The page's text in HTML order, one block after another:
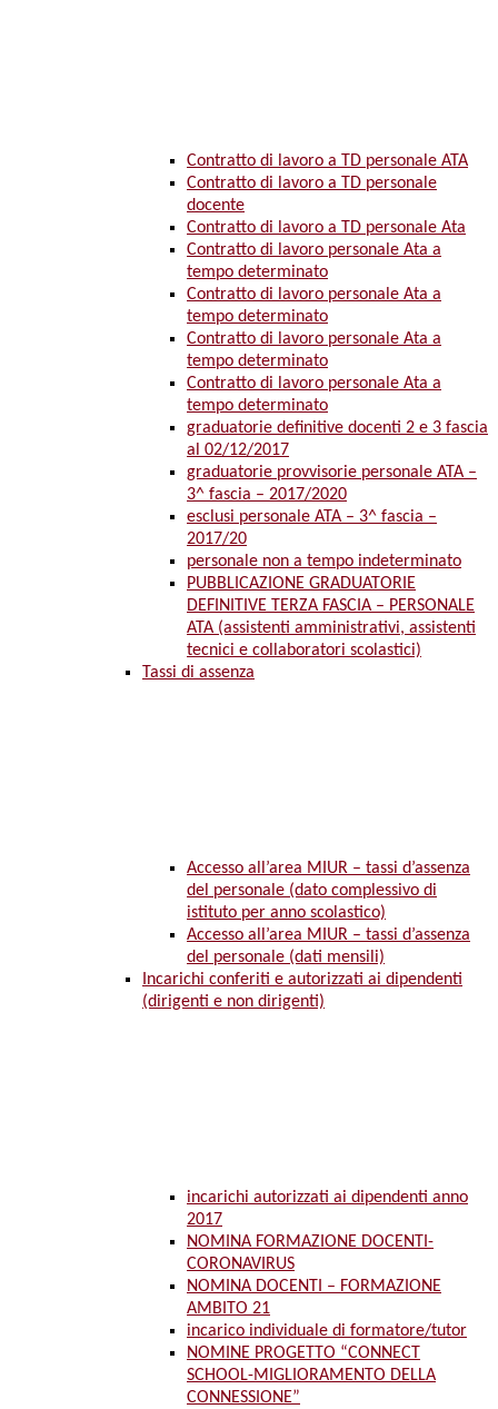
Contratto di lavoro a TD personale ATA
Contratto di lavoro a TD personale
docente
Contratto di lavoro a TD personale Ata
Contratto di lavoro personale Ata a
tempo determinato
Contratto di lavoro personale Ata a
tempo determinato
Contratto di lavoro personale Ata a
tempo determinato
Contratto di lavoro personale Ata a
tempo determinato
graduatorie definitive docenti 2 e 3 fascia
al 02/12/2017
graduatorie provvisorie personale ATA –
3^ fascia – 2017/2020
esclusi personale ATA – 3^ fascia –
2017/20
personale non a tempo indeterminato
PUBBLICAZIONE GRADUATORIE
DEFINITIVE TERZA FASCIA – PERSONALE
ATA (assistenti amministrativi, assistenti
tecnici e collaboratori scolastici)
Tassi di assenza
Accesso all’area MIUR – tassi d’assenza
del personale (dato complessivo di
istituto per anno scolastico)
Accesso all’area MIUR – tassi d’assenza
del personale (dati mensili)
Incarichi conferiti e autorizzati ai dipendenti
(dirigenti e non dirigenti)
incarichi autorizzati ai dipendenti anno
2017
NOMINA FORMAZIONE DOCENTI-
CORONAVIRUS
NOMINA DOCENTI – FORMAZIONE
AMBITO 21
incarico individuale di formatore/tutor
NOMINE PROGETTO “CONNECT
SCHOOL-MIGLIORAMENTO DELLA
CONNESSIONE”